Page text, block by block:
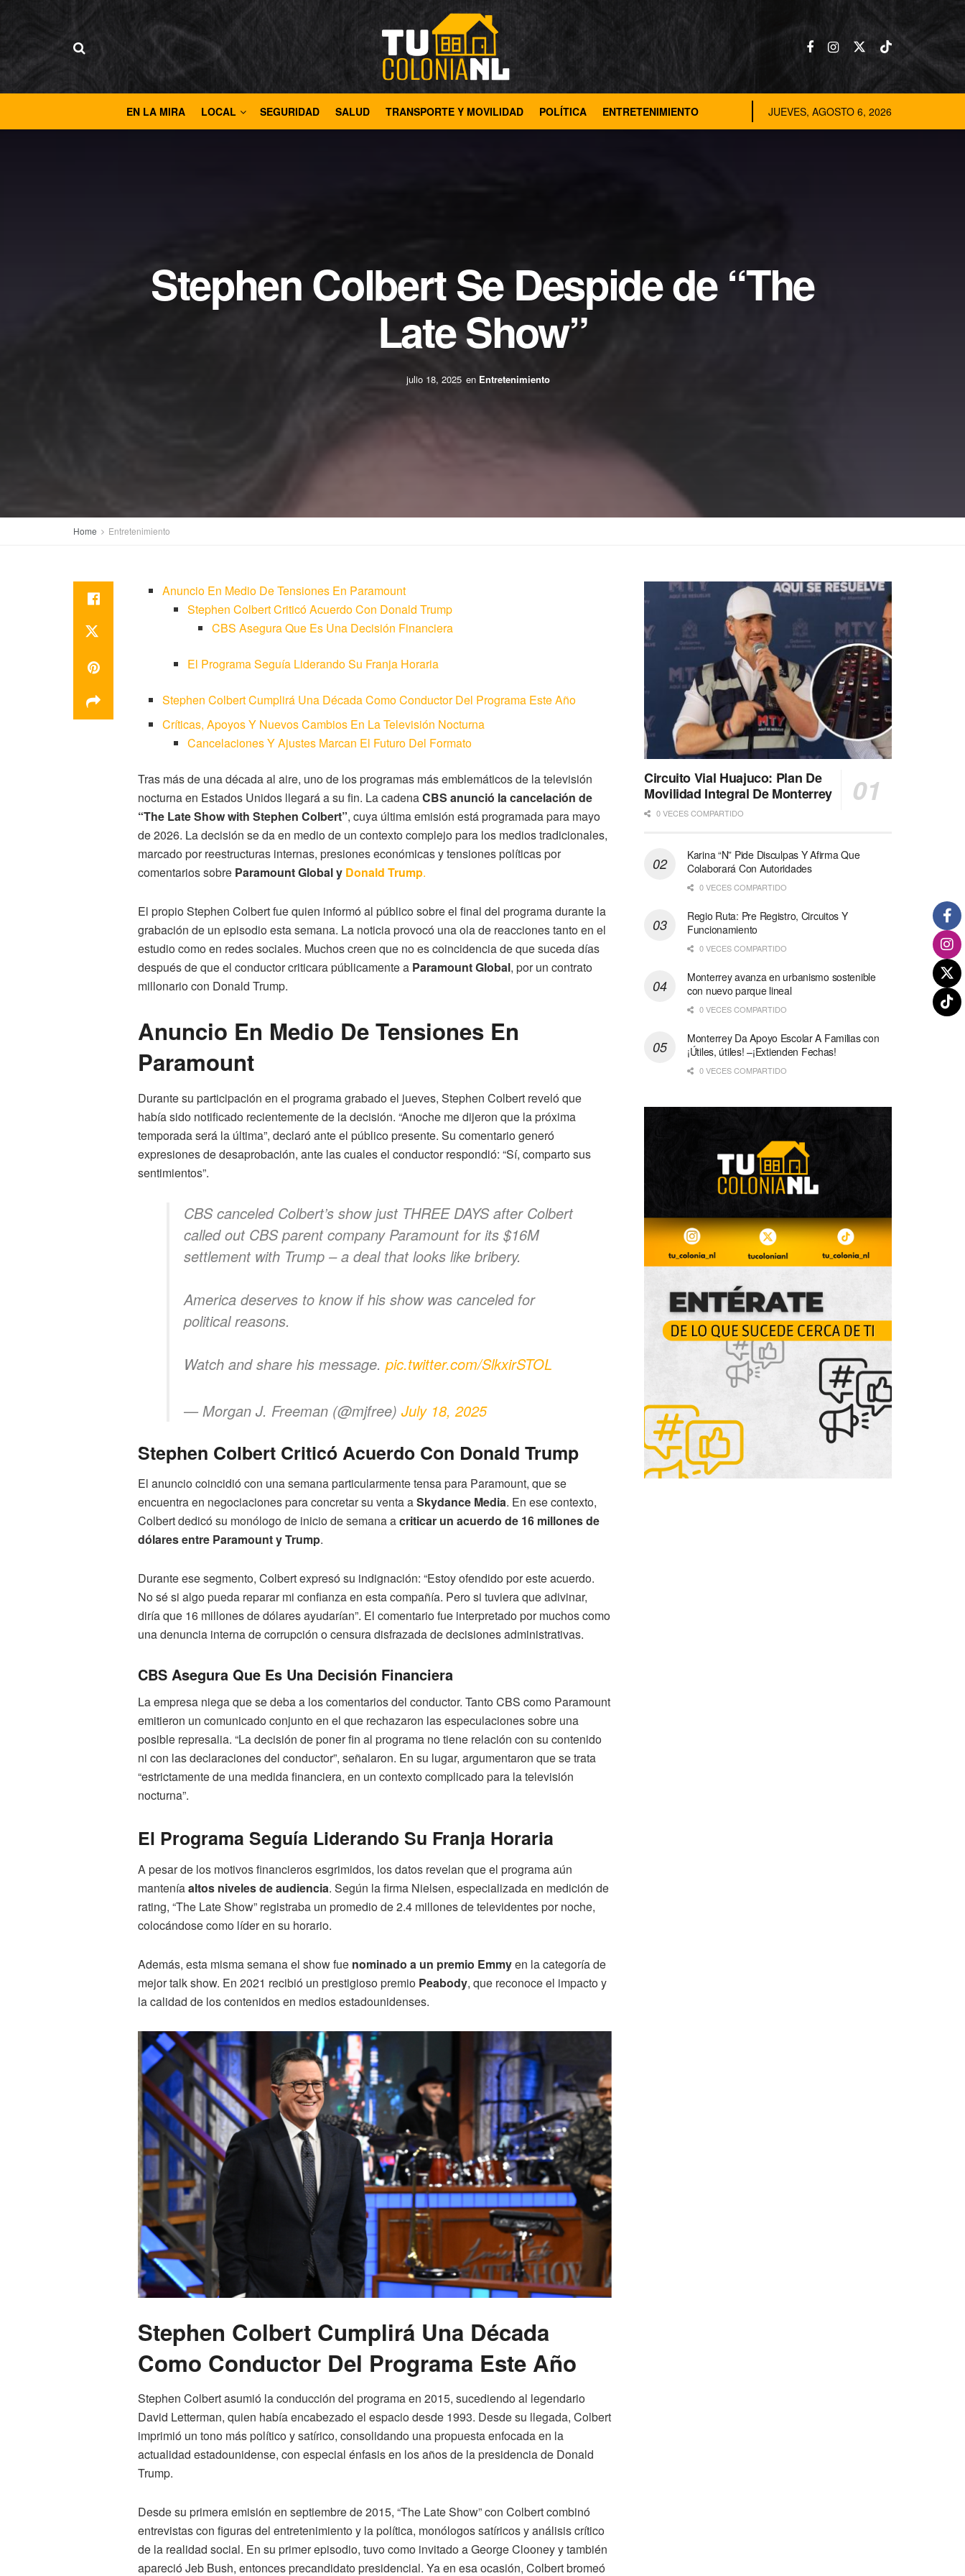
EN LA MIRA LOCAL SEGURIDAD SALUD TRANSPORTE Y MOVILIDAD POLÍTICA ENTRETENIMIENTO JUEVES, AGOSTO 6, 2026
Stephen Colbert Se Despide de “The
Late Show”
julio 18, 2025 en Entretenimiento
Home Entretenimiento
Anuncio En Medio De Tensiones En Paramount
Stephen Colbert Criticó Acuerdo Con Donald Trump
CBS Asegura Que Es Una Decisión Financiera
El Programa Seguía Liderando Su Franja Horaria
Stephen Colbert Cumplirá Una Década Como Conductor Del Programa Este Año
Críticas, Apoyos Y Nuevos Cambios En La Televisión Nocturna
Cancelaciones Y Ajustes Marcan El Futuro Del Formato
Tras más de una década al aire, uno de los programas más emblemáticos de la televisión
nocturna en Estados Unidos llegará a su fin. La cadenaCBS anunció la cancelación de
“The Late Show with Stephen Colbert”, cuya última emisión está programada para mayo
de 2026. La decisión se da en medio de un contexto complejo para los medios tradicionales,
marcado por reestructuras internas, presiones económicas y tensiones políticas por
comentarios sobre Paramount Global y Donald Trump.
El propio Stephen Colbert fue quien informó al público sobre el final del programa durante la
grabación de un episodio esta semana. La noticia provocó una ola de reacciones tanto en el
estudio como en redes sociales. Muchos creen que no es coincidencia de que suceda días
después de que el conductor criticara públicamente a Paramount Global, por un contrato
millonario con Donald Trump.
Anuncio En Medio De Tensiones En
Paramount
Durante su participación en el programa grabado el jueves, Stephen Colbert reveló que
había sido notificado recientemente de la decisión. “Anoche me dijeron que la próxima
temporada será la última”, declaró ante el público presente. Su comentario generó
expresiones de desaprobación, ante las cuales el conductor respondió: “Sí, comparto sus
sentimientos”.
CBS canceled Colbert’s show just THREE DAYS after Colbert
called out CBS parent company Paramount for its $16M
settlement with Trump – a deal that looks like bribery.
America deserves to know if his show was canceled for
political reasons.
Watch and share his message. pic.twitter.com/SlkxirSTOL
— Morgan J. Freeman (@mjfree) July 18, 2025
Stephen Colbert Criticó Acuerdo Con Donald Trump
El anuncio coincidió con una semana particularmente tensa para Paramount, que se
encuentra en negociaciones para concretar su venta aSkydance Media. En ese contexto,
Colbert dedicó su monólogo de inicio de semana acriticar un acuerdo de 16 millones de
dólares entre Paramount y Trump.
Durante ese segmento, Colbert expresó su indignación: “Estoy ofendido por este acuerdo.
No sé si algo pueda reparar mi confianza en esta compañía. Pero si tuviera que adivinar,
diría que 16 millones de dólares ayudarían”. El comentario fue interpretado por muchos como
una denuncia interna de corrupción o censura disfrazada de decisiones administrativas.
CBS Asegura Que Es Una Decisión Financiera
La empresa niega que se deba a los comentarios del conductor. Tanto CBS como Paramount
emitieron un comunicado conjunto en el que rechazaron las especulaciones sobre una
posible represalia. “La decisión de poner fin al programa no tiene relación con su contenido
ni con las declaraciones del conductor”, señalaron. En su lugar, argumentaron que se trata
“estrictamente de una medida financiera, en un contexto complicado para la televisión
nocturna”.
El Programa Seguía Liderando Su Franja Horaria
A pesar de los motivos financieros esgrimidos, los datos revelan que el programa aún
manteníaaltos niveles de audiencia. Según la firma Nielsen, especializada en medición de
rating, “The Late Show” registraba un promedio de 2.4 millones de televidentes por noche,
colocándose como líder en su horario.
Además, esta misma semana el show fue nominado a un premio Emmyen la categoría de
mejor talk show. En 2021 recibió un prestigioso premio Peabody, que reconoce el impacto y
la calidad de los contenidos en medios estadounidenses.
Stephen Colbert Cumplirá Una Década
Como Conductor Del Programa Este Año
Stephen Colbert asumió la conducción del programa en 2015, sucediendo al legendario
David Letterman, quien había encabezado el espacio desde 1993. Desde su llegada, Colbert
imprimió un tono más político y satírico, consolidando una propuesta enfocada en la
actualidad estadounidense, con especial énfasis en los años de la presidencia de Donald
Trump.
Desde su primera emisión en septiembre de 2015, “The Late Show” con Colbert combinó
entrevistas con figuras del entretenimiento y la política, monólogos satíricos y análisis crítico
de la realidad social. En su primer episodio, tuvo como invitado a George Clooney y también
apareció Jeb Bush, entonces precandidato presidencial. Ya en esa ocasión, Colbert bromeó
Circuito Vial Huajuco: Plan De
Movilidad Integral De Monterrey
0 VECES COMPARTIDO
Karina “N” Pide Disculpas Y Afirma Que
Colaborará Con Autoridades
0 VECES COMPARTIDO
Regio Ruta: Pre Registro, Circuitos Y
Funcionamiento
0 VECES COMPARTIDO
Monterrey avanza en urbanismo sostenible
con nuevo parque lineal
0 VECES COMPARTIDO
Monterrey Da Apoyo Escolar A Familias con
¡Útiles, útiles! –¡Extienden Fechas!
0 VECES COMPARTIDO